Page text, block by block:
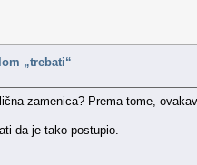
„trebati“
zamenica? Prema tome,
da je tako postupio.